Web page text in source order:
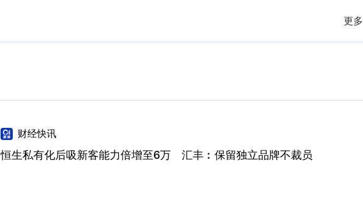
更多
财经快讯
恒生私有化后吸新客能力倍增至6万 汇丰︰保留独立品牌不裁员